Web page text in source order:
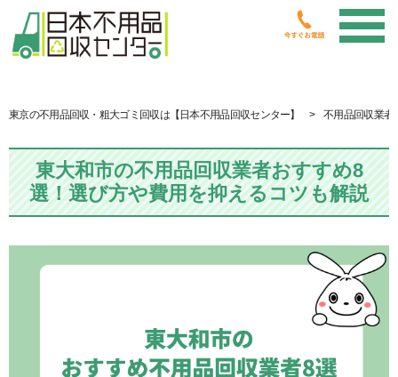
東京の不用品回収・粗大ゴミ回収は【日本不用品回収センター】 不用品回収業者
東大和市の不用品回収業者おすすめ8
選！選び方や費用を抑えるコツも解説